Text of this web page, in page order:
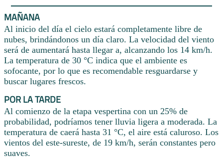
MAÑANA
Al inicio del día el cielo estará completamente libre de
nubes, brindándonos un día claro. La velocidad del viento
será de aumentará hasta llegar a, alcanzando los 14 km/h.
La temperatura de 30 °C indica que el ambiente es
sofocante, por lo que es recomendable resguardarse y
buscar lugares frescos.
POR LA TARDE
Al comienzo de la etapa vespertina con un 25% de
probabilidad, podríamos tener lluvia ligera a moderada. La
temperatura de caerá hasta 31 °C, el aire está caluroso. Los
vientos del este-sureste, de 19 km/h, serán constantes pero
suaves.